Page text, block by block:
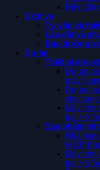
Điện
Dịch vụ
Tư vấn và
Lắp đặt và
Bảo dưỡng
Dự án
Thiết bị đơn
Dự án
máy
Dự án
cho
Máy trộn
trại Hồ
Sản phẩm hệ
Nhà
ty CP
Máy trộn
trại Hồ